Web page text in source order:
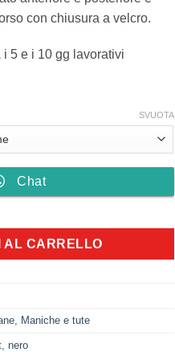
con chiusura a velcro.
i 5 e i 10 gg lavorativi
SVUOTA
Chat
di morso staccabili quantità
AL CARRELLO
Maniche e tute
nero